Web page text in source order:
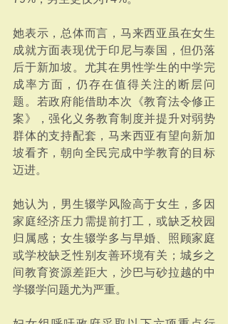
她表示，总体而言，马来西亚虽在女生
成就方面表现优于印尼与泰国，但仍落
后于新加坡。尤其在男性学生的中学完
成率方面，仍存在值得关注的断层问
题。若政府能借助本次《教育法令修正
案》，强化义务教育制度并提升对弱势
群体的支持配套，马来西亚有望向新加
坡看齐，朝向全民完成中学教育的目标
迈进。
她认为，男生辍学风险高于女生，多因
家庭经济压力需提前打工，或缺乏校园
归属感；女生辍学多与早婚、照顾家庭
或学校缺乏性别友善环境有关；城乡之
间教育资源差距大，沙巴与砂拉越的中
学辍学问题尤为严重。